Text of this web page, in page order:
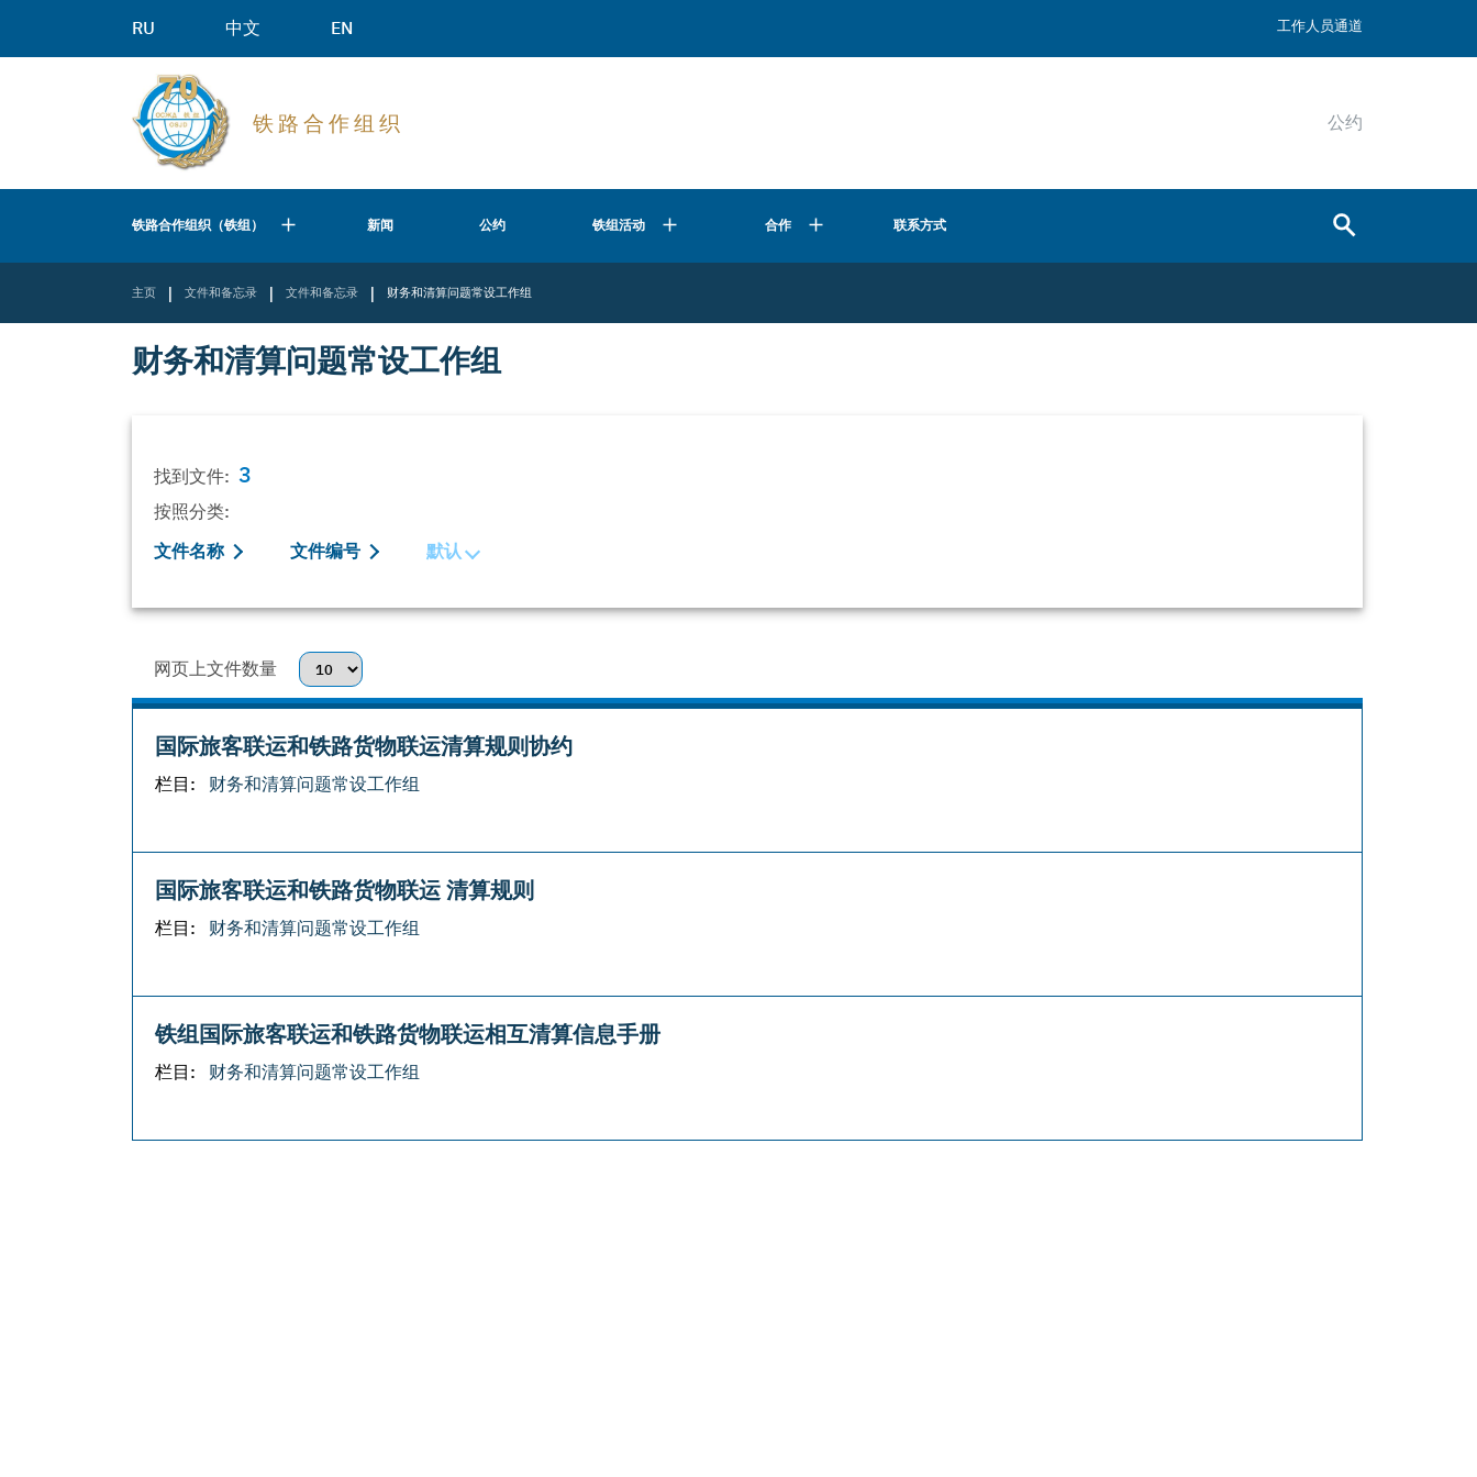
RU 中文 EN 工作人员通道
铁 路 合 作 组 织 公约
铁路合作组织（铁组） 新闻 公约 铁组活动 合作 联系方式
主页 | 文件和备忘录 | 文件和备忘录 | 财务和清算问题常设工作组
财务和清算问题常设工作组
找到文件: 3
按照分类:
文件名称 文件编号 默认
网页上文件数量
国际旅客联运和铁路货物联运清算规则协约
栏目: 财务和清算问题常设工作组
国际旅客联运和铁路货物联运 清算规则
栏目: 财务和清算问题常设工作组
铁组国际旅客联运和铁路货物联运相互清算信息手册
栏目: 财务和清算问题常设工作组